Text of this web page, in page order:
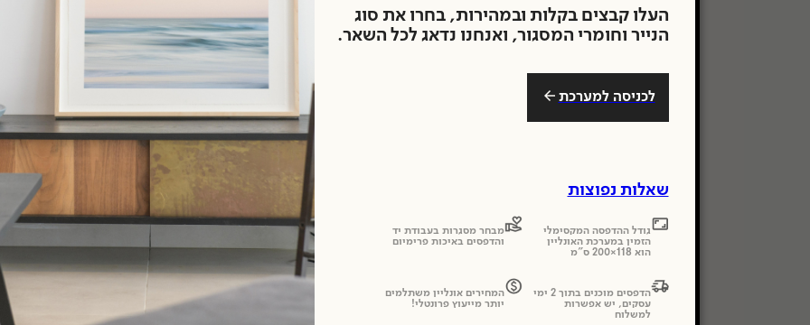
שזמין דרך האתר או מותקן בו, כולל תוכן, חוות דעת, אמינות, נוהלי פרטיות או מדיניות
אחרת של או כלולים באתרי שלישי או בתוכן של צד שלישי. שימוש בקישור או התרת
או התקנה של אתרים של צד שלישי או כל תוכן של צד שלישי כלשהו אינה מרמזת על
האתר לא לוקח אחריות על כל רכישה שתבצע מאתרי צד שלישי או מחברות אחרות אשר
יבוצעו ויהיו בתוקף באופן בלעדי בינך לבין הצד השלישי הרלוונטי.
אנו שומרים לעצמנו את הזכות: (1) לפקח על הפרות של תקנון זה; (2) לנקוט בפעולה
משפטית כנגד כל מי שמפר את הוראות החוק או הוראות תקנון זה, לשיקול דעתו
של האתר, לרבות, ללא הגבלה, דיווח על המשתמש לרשויות אכיפת החוק; (3) לסרב,
להגביל גישה, להגביל זמינות, או להשבית (ככל שניתן מבחינה טכנולוגית) כל תרומה
לאתר או כל חלק ממנה, לפי שיקול דעתו הבלעדי של האתר וללא הגבלה;
האתר באופן שיגן על זכויותיו ורכושו ויקל על תפקודו התקין.
על מנת לספק שירות איכותי, אנו עשויים להשתמש בנתונים האישיים שלך, ובין היתר,
על השימוש שלך באתר ומידע על המכשיר הנייד שלך או המחשב ("המידע הנאסף
העלו קבצים בקלות ובמהירות, בחרו את סוג
הנייר וחומרי המסגור, ואנחנו נדאג לכל השאר.
לכניסה למערכת
שאלות נפוצות
גודל ההדפסה המקסימלי
הזמין במערכת האונליין
הוא 118×200 ס"מ
מבחר מסגרות בעבודת יד
והדפסים באיכות פרימיום
הדפסים מוכנים בתוך 2 ימי
עסקים, יש אפשרות
למשלוח
המחירים אונליין משתלמים
יותר מייעוץ פרונטלי!